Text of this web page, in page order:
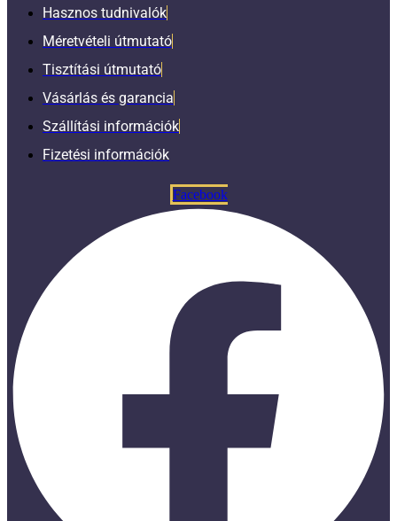
Hasznos tudnivalók
Méretvételi útmutató
Tisztítási útmutató
Vásárlás és garancia
Szállítási információk
Fizetési információk
Facebook